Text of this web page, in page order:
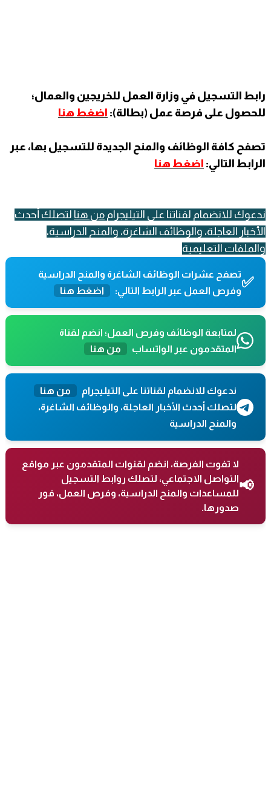
رابط التسجيل في وزارة العمل للخريجين والعمال؛
للحصول على فرصة عمل (بطالة): اضغط هنا
تصفح كافة الوظائف والمنح الجديدة للتسجيل بها، عبر
الرابط التالي: اضغط هنا
ندعوك للانضمام لقناتنا على التيليجرام من هنا لتصلك أحدث
الأخبار العاجلة، والوظائف الشاغرة، والمنح الدراسية،
والملفات التعليمية
✅تصفح عشرات الوظائف الشاغرة والمنح الدراسية
وفرص العمل عبر الرابط التالي:
اضغط هنا
لمتابعة الوظائف وفرص العمل؛ انضم لقناة
المتقدمون عبر الواتساب
من هنا
ندعوك للانضمام لقناتنا على التيليجرام
من هنا
لتصلك أحدث الأخبار العاجلة، والوظائف الشاغرة،
والمنح الدراسية
📢
لا تفوت الفرصة، انضم لقنوات المتقدمون عبر مواقع
التواصل الاجتماعي، لتصلك روابط التسجيل
للمساعدات والمنح الدراسية، وفرص العمل، فور
صدورها.